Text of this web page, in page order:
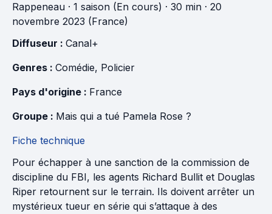
Rappeneau · 1 saison (En cours) · 30 min · 20
novembre 2023 (France)
Diffuseur : Canal+
Genres : Comédie, Policier
Pays d'origine : France
Groupe : Mais qui a tué Pamela Rose ?
Fiche technique
Pour échapper à une sanction de la commission de
discipline du FBI, les agents Richard Bullit et Douglas
Riper retournent sur le terrain. Ils doivent arrêter un
mystérieux tueur en série qui s’attaque à des